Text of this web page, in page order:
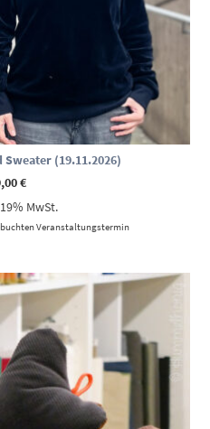
(19.11.2026)
€
MwSt.
Veranstaltungstermin